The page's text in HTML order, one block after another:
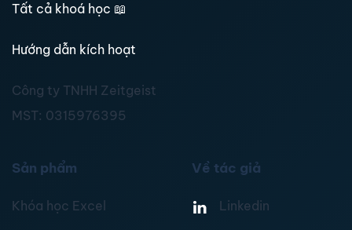
Tất cả khoá học 📖
Hướng dẫn kích hoạt
Công ty TNHH Zeitgeist
MST: 0315976395
Sản phẩm
Khóa học Excel
Về tác giả
Linkedin